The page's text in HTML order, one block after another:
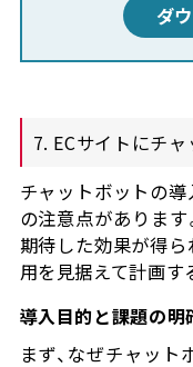
ダ
7. ECサイトにチ
チャットボットの
の注意点があります
期待した効果が得ら
用を見据えて計画す
導入目的と課題の明
まず、なぜチャット